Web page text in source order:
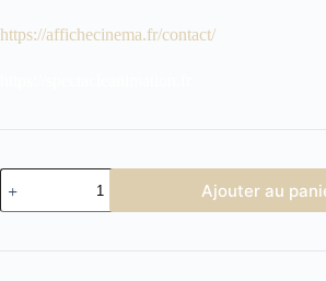
https://affichecinema.fr/contact/
quantité
de
Affiche
du
Ajouter au